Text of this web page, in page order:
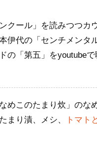
クール」を読みつつカ
伊代の「センチメンタ
の「第五」をyoutubeで
めこのたまり炊」のな
まり漬、メシ、
トマト